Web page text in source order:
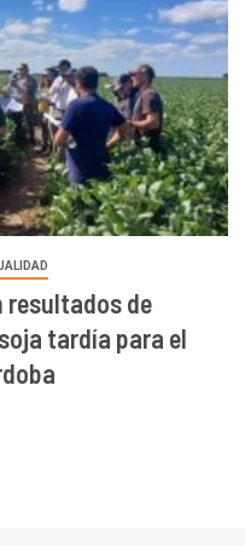
resultados de
tardía para el